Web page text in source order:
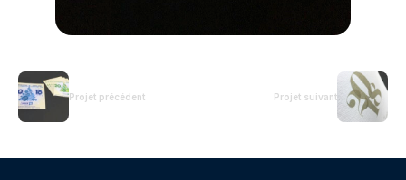
Projet précédent Projet suivant